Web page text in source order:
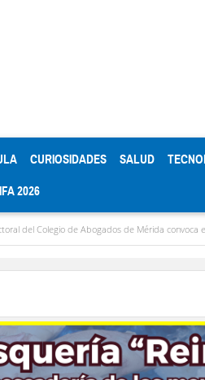
CURIOSIDADES SALUD
2026
de Mérida convoca elecciones para